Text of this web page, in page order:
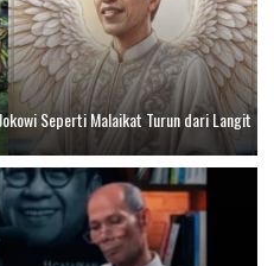
Seperti Malaikat Turun dari Langit